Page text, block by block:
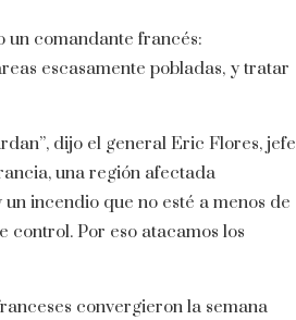
un comandante francés:
escasamente pobladas, y tratar
dijo el general Eric Flores, jefe
una región afectada
incendio que no esté a menos de
control. Por eso atacamos los
convergieron la semana